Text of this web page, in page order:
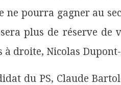
ne pourra gagner au
plus de réserve de
à droite, Nicolas
du PS, Claude